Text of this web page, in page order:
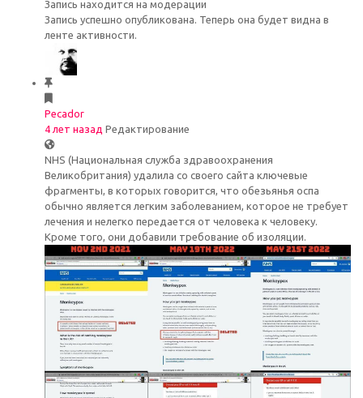
Запись находится на модерации
Запись успешно опубликована. Теперь она будет видна в
ленте активности.
Pecador
4 лет назад Редактирование
NHS (Национальная служба здравоохранения
Великобритания) удалила со своего сайта ключевые
фрагменты, в которых говорится, что обезьянья оспа
обычно является легким заболеванием, которое не требует
лечения и нелегко передается от человека к человеку.
Кроме того, они добавили требование об изоляции.